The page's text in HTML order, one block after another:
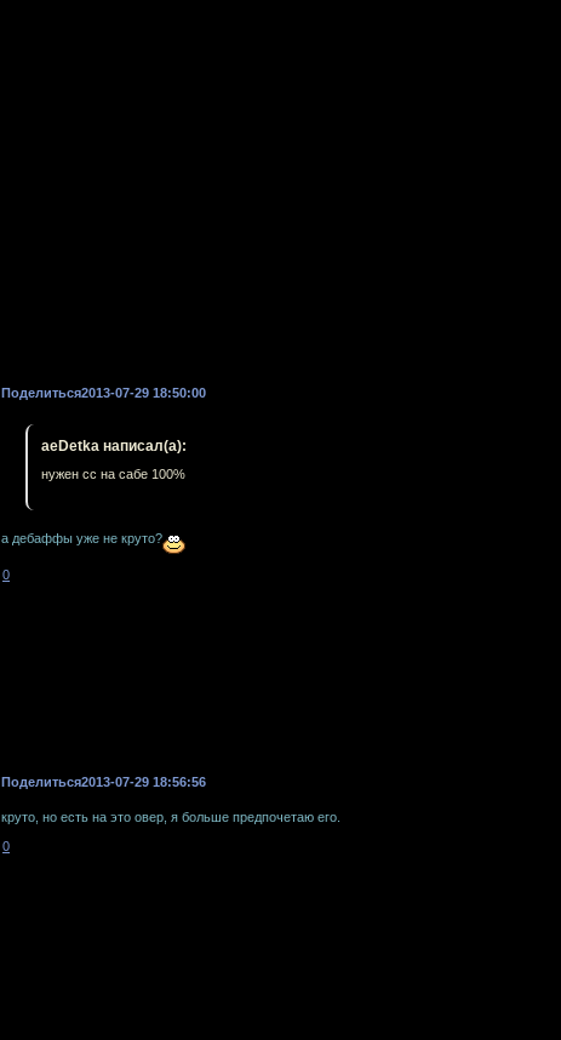
Поделиться2013-07-29 18:50:00
aeDetka написал(а):
нужен сс на сабе 100%
а дебаффы уже не круто?
0
Поделиться2013-07-29 18:56:56
круто, но есть на это овер, я больше предпочетаю его.
0